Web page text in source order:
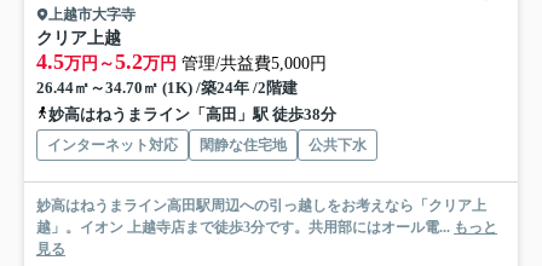
上越市大字寺
クリア上越
4.5万円～5.2万円 管理/共益費5,000円
26.44㎡～34.70㎡ (1K) /築24年 /2階建
妙高はねうまライン「高田」駅 徒歩38分
インターネット対応 閑静な住宅地 公共下水
妙高はねうまライン高田駅周辺への引っ越しをお考えなら「クリア上
越」。イオン 上越寺店まで徒歩3分です。共用部にはオール電... もっと
見る